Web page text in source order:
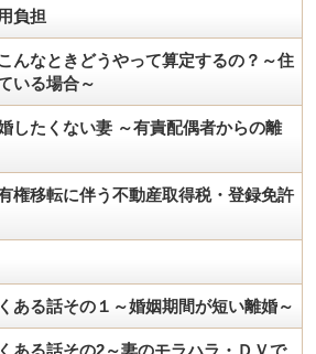
負担
んなときどうやって算定するの？～住
いる場合～
したくない妻 ～有責配偶者からの離
権移転に伴う不動産取得税・登録免許
ある話その１～婚姻期間が短い離婚～
ある話その2～妻のモラハラ・ＤＶで